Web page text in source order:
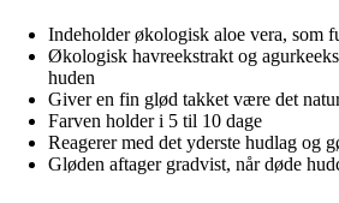
Indeholder økologisk aloe vera, som
Økologisk havreekstrakt og
huden
Giver en fin glød takket være det
Farven holder i 5 til 10 dage
Reagerer med det yderste hudlag og
Gløden aftager gradvist, når døde